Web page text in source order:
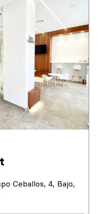
Ceballos, 4, Bajo,